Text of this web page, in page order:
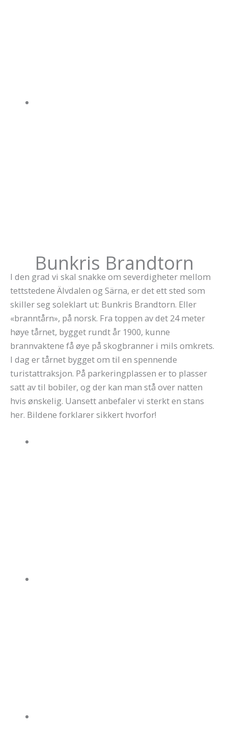
Bunkris Brandtorn
I den grad vi skal snakke om severdigheter mellom
tettstedene Älvdalen og Särna, er det ett sted som
skiller seg soleklart ut: Bunkris Brandtorn. Eller
«branntårn», på norsk. Fra toppen av det 24 meter
høye tårnet, bygget rundt år 1900, kunne
brannvaktene få øye på skogbranner i mils omkrets.
I dag er tårnet bygget om til en spennende
turistattraksjon. På parkeringplassen er to plasser
satt av til bobiler, og der kan man stå over natten
hvis ønskelig. Uansett anbefaler vi sterkt en stans
her. Bildene forklarer sikkert hvorfor!